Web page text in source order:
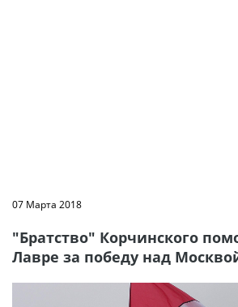
07 Марта 2018
"Братство" Корчинского
Лавре за победу над